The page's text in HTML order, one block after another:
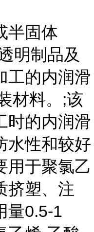
半固体
明制品及
工的内润滑
材料。;该
时的内润滑
水性和较好
用于聚氯乙
挤塑、注
量0.5-1